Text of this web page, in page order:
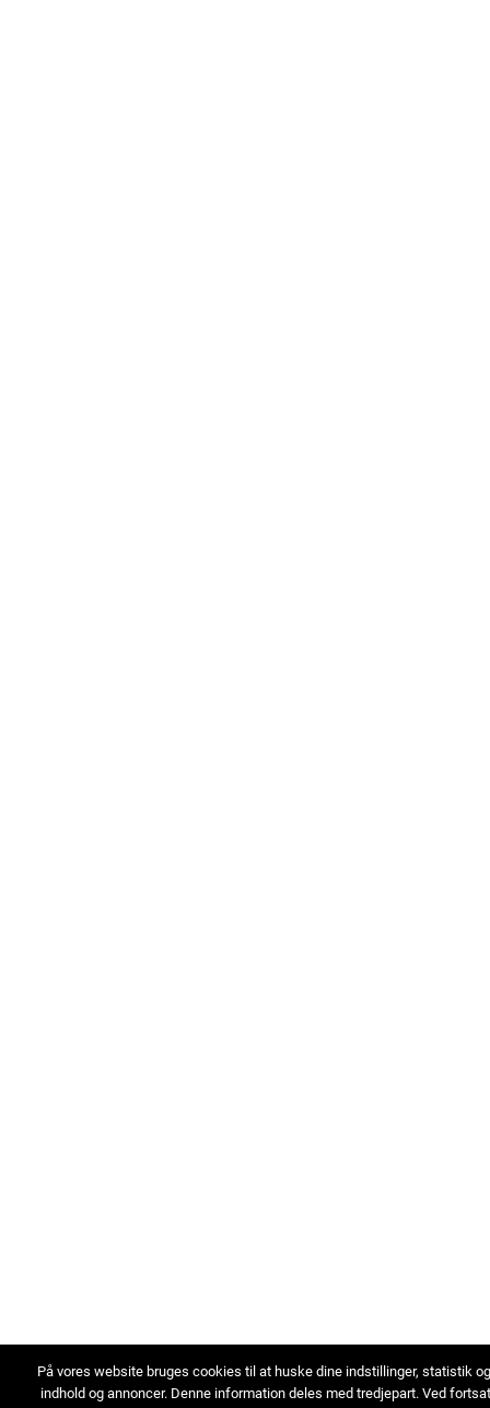
På vores website bruges cookies til at huske dine indstillinger, statistik
indhold og annoncer. Denne information deles med tredjepart. Ved